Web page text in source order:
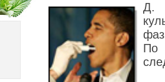
Д.
По